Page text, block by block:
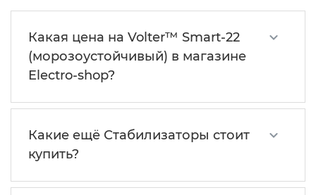
Какая цена на Volter™ Smart-22
(морозоустойчивый) в магазине
Electro-shop?
Какие ещё Стабилизаторы стоит
купить?